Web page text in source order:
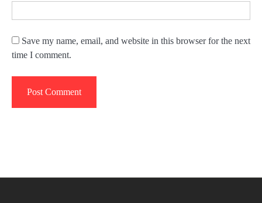
Save my name, email, and website in this browser for the next
time I comment.